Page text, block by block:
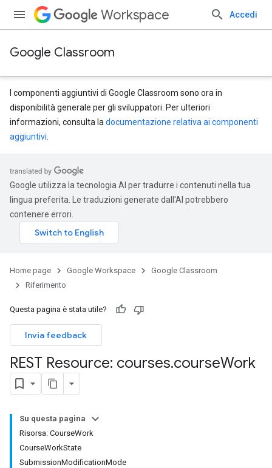
Workspace Accedi
Google Classroom
I componenti aggiuntivi di Google Classroom sono ora in
disponibilità generale per gli sviluppatori. Per ulteriori
informazioni, consulta la documentazione relativa ai componenti
aggiuntivi
Google utilizza la tecnologia AI per tradurre i contenuti nella tua
lingua preferita. Le traduzioni generate dall'AI potrebbero
contenere errori.
Home page Google Workspace
Google Classroom
Riferimento
Questa pagina è stata utile?
Invia feedback
REST Resource: courses.courseWork
Su questa pagina
Risorsa: CourseWork
CourseWorkState
SubmissionModificationMode